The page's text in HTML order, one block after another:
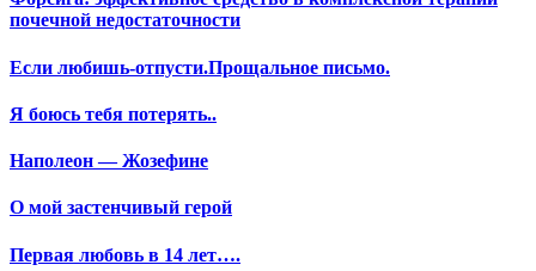
почечной недостаточности
Если любишь-отпусти.Прощальное письмо.
Я боюсь тебя потерять..
Наполеон — Жозефине
О мой застенчивый герой
Первая любовь в 14 лет….